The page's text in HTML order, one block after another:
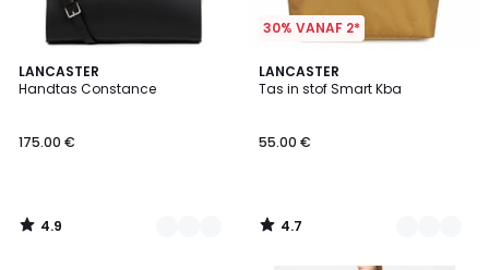
LANCASTER
Handtas Constance
175.00 €
4.9
/ 5
2
Kleuren
4.9
/
30% VANAF 2*
LANCASTER
Tas in stof Smart Kba
55.00 €
4.7
/ 5
3
Kleuren
4.7
/